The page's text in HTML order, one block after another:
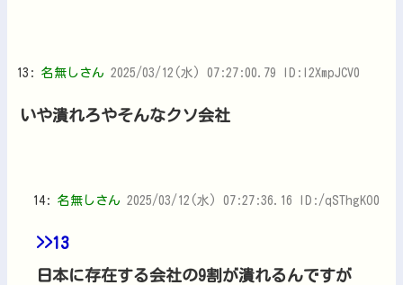
13: 名無しさん 2025/03/12(水) 07:27:00.79 ID:l2XmpJCV0
いや潰れろやそんなクソ会社
14: 名無しさん 2025/03/12(水) 07:27:36.16 ID:/qSThgKO0
>>13
日本に存在する会社の9割が潰れるんですが